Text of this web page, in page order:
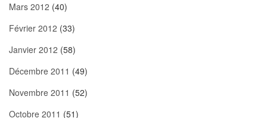
Mars 2012 (40)
Février 2012 (33)
Janvier 2012 (58)
Décembre 2011 (49)
Novembre 2011 (52)
Octobre 2011 (51)